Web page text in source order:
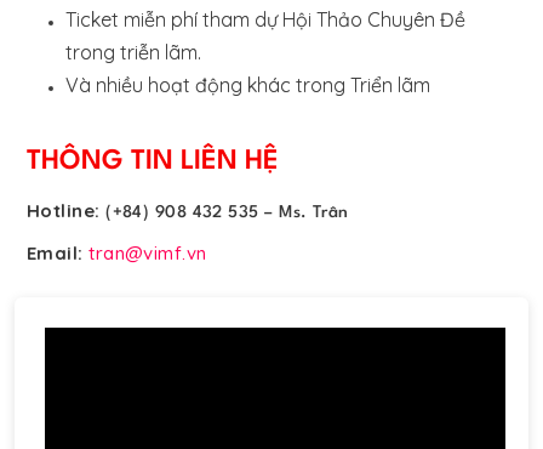
Ticket miễn phí tham dự Hội Thảo Chuyên Đề
trong triễn lãm.
Và nhiều hoạt động khác trong Triển lãm
THÔNG TIN LIÊN HỆ
Hotline:(+84) 908 432 535 – Ms. Trân
Email: tran@vimf.vn